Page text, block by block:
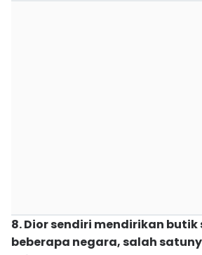
8. Dior sendiri mendirikan butik
beberapa negara, salah